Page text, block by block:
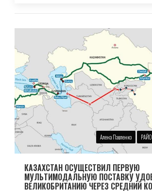
Алена Павленко
КАЗАХСТАН ОСУЩЕСТВИЛ ПЕРВУЮ
МУЛЬТИМОДАЛЬНУЮ ПОСТАВКУ
ВЕЛИКОБРИТАНИЮ ЧЕРЕЗ СРЕДНИЙ